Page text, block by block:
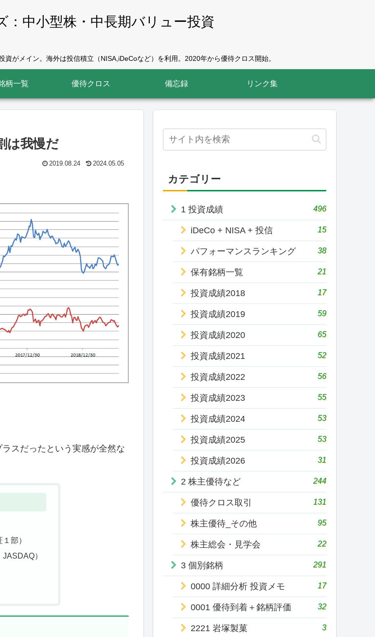
：中小型株・中長期バリュー投資
がメイン。海外は投信積立（NISA,iDeCoなど）を利用。2020年から優待クロス開始。
柄一覧 優待クロス 備忘録 リンク集
は我慢だ
2019.08.24 2024.05.05
スだったという実感が全然な
部）
）
カテゴリー
1 投資成績 496
iDeCo + NISA + 投信 15
パフォーマンスランキング 38
保有銘柄一覧 21
投資成績2018 17
投資成績2019 59
投資成績2020 65
投資成績2021 52
投資成績2022 56
投資成績2023 55
投資成績2024 53
投資成績2025 53
投資成績2026 31
2 株主優待など 244
優待クロス取引 131
株主優待_その他 95
株主総会・見学会 22
3 個別銘柄 291
0000 詳細分析 投資メモ 17
0001 優待到着＋銘柄評価 32
2221 岩塚製菓 3